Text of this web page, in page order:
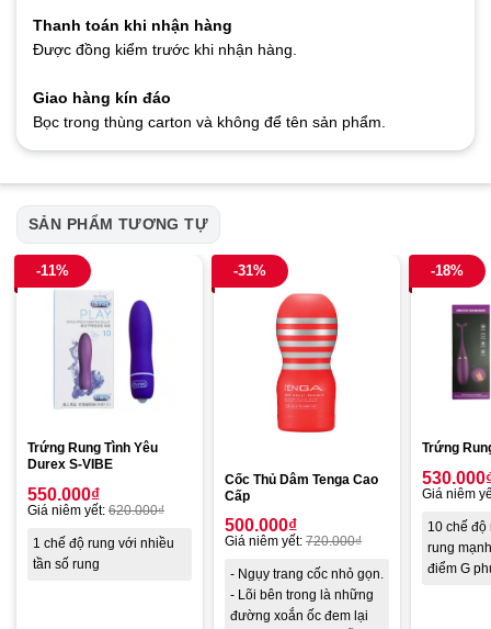
Thanh toán khi nhận hàng
Được đồng kiểm trước khi nhận hàng.
Giao hàng kín đáo
Bọc trong thùng carton và không để tên sản phẩm.
SẢN PHẨM TƯƠNG TỰ
-11%
Trứng Rung Tình Yêu
Durex S-VIBE
550.000₫
Giá niêm yết: 620.000₫
1 chế độ rung với nhiều
tần số rung
-31%
Cốc Thủ Dâm Tenga Cao
Cấp
500.000₫
Giá niêm yết: 720.000₫
- Ngụy trang cốc nhỏ gọn.
- Lõi bên trong là những
đường xoắn ốc đem lại
-18%
Trứng
530.000
Giá niêm
10 chế độ
rung
điểm G